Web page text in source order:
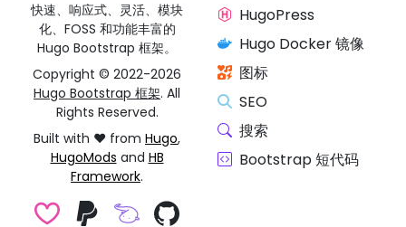
快速、响应式、灵活、模块
化、FOSS 和功能丰富的
Hugo Bootstrap 框架。
Copyright © 2022-2026
Hugo Bootstrap 框架. All
Rights Reserved.
Built with ❤️ from Hugo,
HugoMods and HB
Framework.
HugoPress
Hugo Docker 镜像
图标
SEO
搜索
Bootstrap 短代码